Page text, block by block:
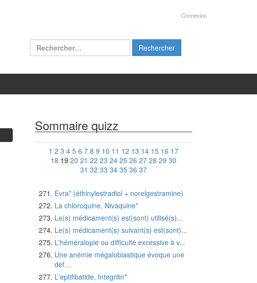
Connexion
Rechercher :
Sommaire quizz
1 2 3 4 5 6 7 8 9 10 11 12 13 14 15 16 17
18 19 20 21 22 23 24 25 26 27 28 29 30
31 32 33 34 35 36 37
Evra* (éthinylestradiol + norelgestramine)
La chloroquine, Nivaquine*
Le(s) médicament(s) est(sont) utilisé(s)...
Le(s) médicament(s) suivant(s) est(sont)...
L'héméralopie ou difficulté excessive à v...
Une anémie mégaloblastique évoque une
déf...
L'eptifibatide, Integrilin*